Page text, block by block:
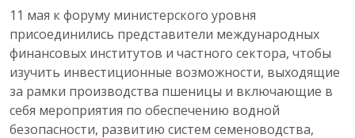
11 мая к форуму министерского уровня
присоединились представители международных
финансовых институтов и частного сектора, чтобы
изучить инвестиционные возможности, выходящие
за рамки производства пшеницы и включающие в
себя мероприятия по обеспечению водной
безопасности, развитию систем семеноводства,